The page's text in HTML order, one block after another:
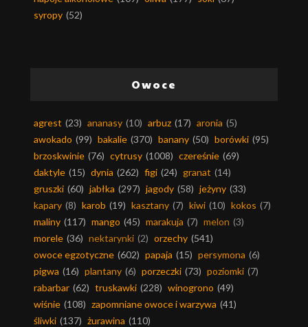
syropy (52)
Owoce
agrest (23) ananasy (10) arbuz (17) aronia (5)
awokado (99) bakalie (370) banany (50) borówki (95)
brzoskwinie (76) cytrusy (1008) czereśnie (69)
daktyle (15) dynia (262) figi (24) granat (14)
gruszki (60) jabłka (297) jagody (58) jeżyny (33)
kapary (8) karob (19) kasztany (7) kiwi (10) kokos (7)
maliny (117) mango (45) marakuja (7) melon (3)
morele (36) nektarynki (2) orzechy (541)
owoce egzotyczne (602) papaja (15) persymona (6)
pigwa (16) plantany (6) porzeczki (73) poziomki (7)
rabarbar (62) truskawki (228) winogrono (49)
wiśnie (108) zapomniane owoce i warzywa (41)
śliwki (137) żurawina (110)